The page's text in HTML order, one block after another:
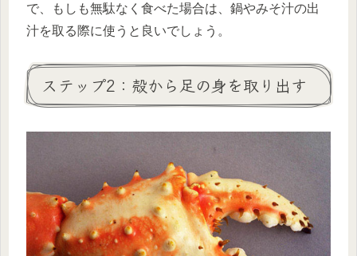
で、もしも無駄なく食べた場合は、鍋やみそ汁の出
汁を取る際に使うと良いでしょう。
ステップ2：殻から足の身を取り出す